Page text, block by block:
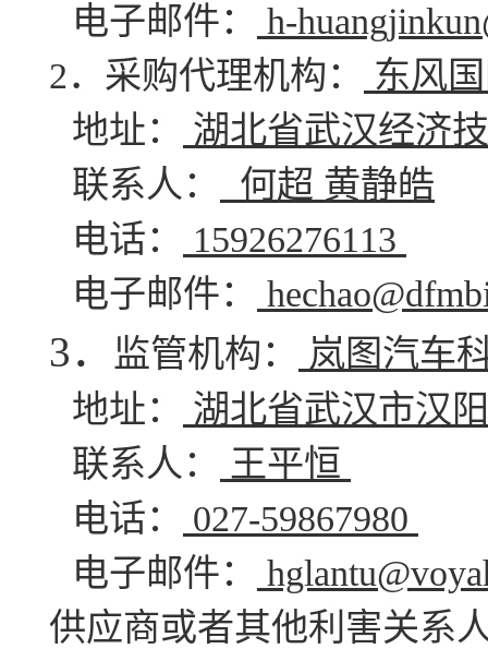
电子邮件：
h-
2．采购代理机构：
东风
地址：
湖北省武汉经济
联系人：
何超 黄静皓
电话：
15926276113
电子邮件：
3． 监管机构：
岚图汽车
地址：
湖北省武汉市汉
联系人：
王平恒
电话：
027-59867980
电子邮件：
供应商或者其他利害关系